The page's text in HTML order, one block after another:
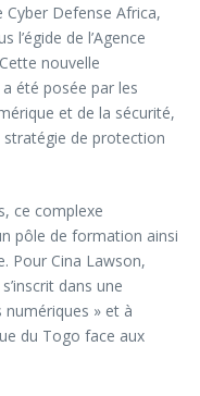
Defense Africa,
l’égide de l’Agence
nouvelle
été posée par les
et de la sécurité,
de protection
ce complexe
pôle de formation ainsi
Pour Cina Lawson,
dans une
numériques » et à
du Togo face aux